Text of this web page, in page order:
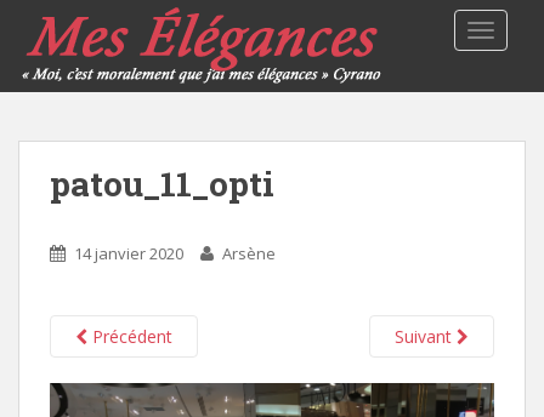
patou_11_opti
14 janvier 2020 Arsène
Précédent Suivant